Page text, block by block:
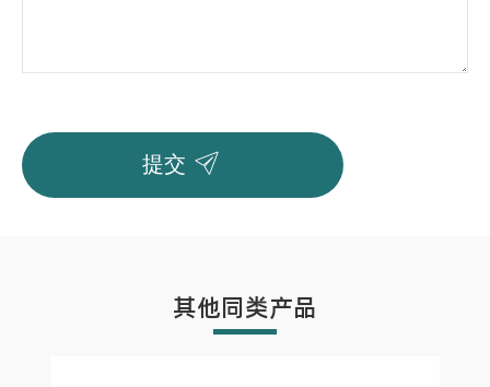
提交 
其他同类产品